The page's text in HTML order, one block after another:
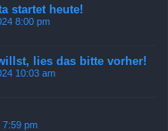
startet heute!
8:00 pm
lies das bitte vorher!
10:03 am
7:59 pm